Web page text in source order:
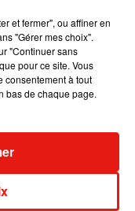
et fermer", ou affiner en
"Gérer mes choix".
"Continuer sans
pour ce site. Vous
consentement à tout
bas de chaque page.